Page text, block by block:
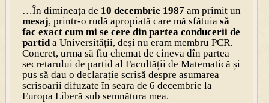
…În dimineața de 10 decembrie 1987 am primit un
mesaj, printr-o rudă apropiată care mă sfătuia să
fac exact cum mi se cere din partea conducerii de
partida Universității, deși nu eram membru PCR.
Concret, urma să fiu chemat de cineva dîn partea
secretarului de partid al Facultății de Matematică și
pus să dau o declarație scrisă despre asumarea
scrisoarii difuzate în seara de 6 decembrie la
Europa Liberă sub semnătura mea.